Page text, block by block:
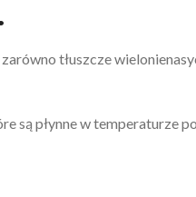
tłuszcze
są płynne w temperaturze